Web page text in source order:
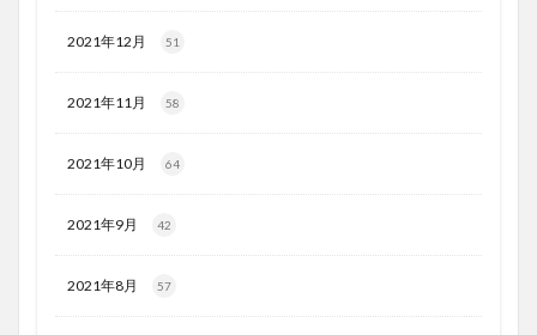
2021年12月 51
2021年11月 58
2021年10月 64
2021年9月 42
2021年8月 57